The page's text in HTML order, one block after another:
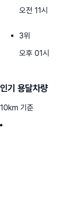
오전 11시
3위
오후 01시
인기 용달차량
10km 기준